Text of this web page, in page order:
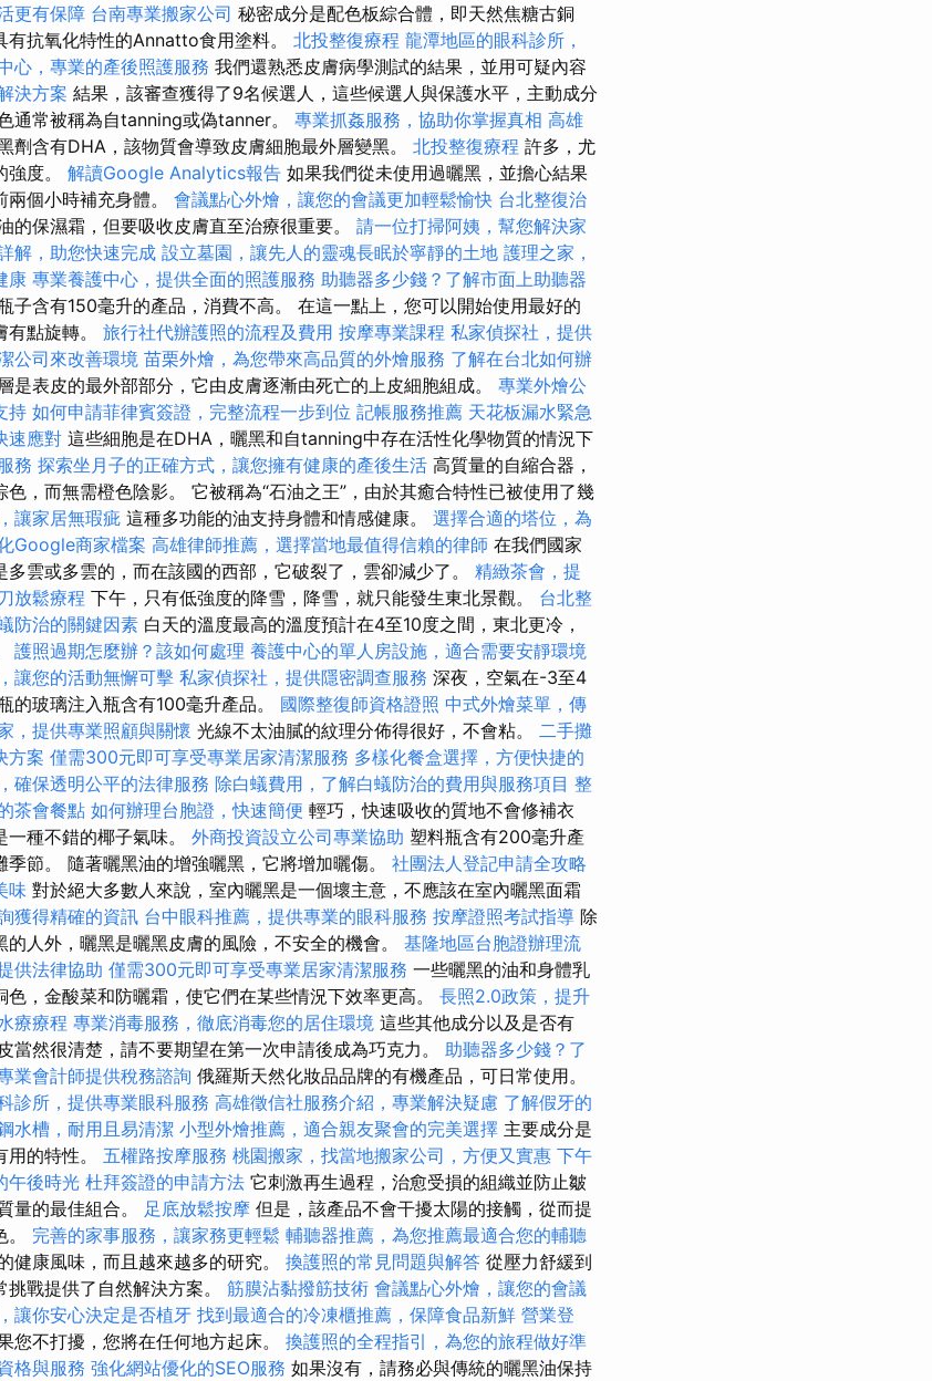
更有保障 台南專業搬家公司 秘密成分是配色板綜合體，即天然焦糖古銅
抗氧化特性的Annatto食用塗料。 北投整復療程 龍潭地區的眼科診所，
心，專業的產後照護服務 我們還熟悉皮膚病學測試的結果，並用可疑內容
決方案 結果，該審查獲得了9名候選人，這些候選人與保護水平，主動成分
通常被稱為自tanning或偽tanner。 專業抓姦服務，協助你掌握真相 高雄
劑含有DHA，該物質會導致皮膚細胞最外層變黑。 北投整復療程 許多，尤
度。 解讀Google Analytics報告 如果我們從未使用過曬黑，並擔心結果
個小時補充身體。 會議點心外燴，讓您的會議更加輕鬆愉快 台北整復治
的保濕霜，但要吸收皮膚直至治療很重要。 請一位打掃阿姨，幫您解決家
解，助您快速完成 設立墓園，讓先人的靈魂長眠於寧靜的土地 護理之家，
康 專業養護中心，提供全面的照護服務 助聽器多少錢？了解市面上助聽器
子含有150毫升的產品，消費不高。 在這一點上，您可以開始使用最好的
點旋轉。 旅行社代辦護照的流程及費用 按摩專業課程 私家偵探社，提供
公司來改善環境 苗栗外燴，為您帶來高品質的外燴服務 了解在台北如何辦
是表皮的最外部部分，它由皮膚逐漸由死亡的上皮細胞組成。 專業外燴公
持 如何申請菲律賓簽證，完整流程一步到位 記帳服務推薦 天花板漏水緊急
速應對 這些細胞是在DHA，曬黑和自tanning中存在活性化學物質的情況下
務 探索坐月子的正確方式，讓您擁有健康的產後生活 高質量的自縮合器，
，而無需橙色陰影。 它被稱為“石油之王”，由於其癒合特性已被使用了幾
讓家居無瑕疵 這種多功能的油支持身體和情感健康。 選擇合適的塔位，為
Google商家檔案 高雄律師推薦，選擇當地最值得信賴的律師 在我們國家
雲或多雲的，而在該國的西部，它破裂了，雲卻減少了。 精緻茶會，提
放鬆療程 下午，只有低強度的降雪，降雪，就只能發生東北景觀。 台北整
防治的關鍵因素 白天的溫度最高的溫度預計在4至10度之間，東北更冷，
護照過期怎麼辦？該如何處理 養護中心的單人房設施，適合需要安靜環境
讓您的活動無懈可擊 私家偵探社，提供隱密調查服務 深夜，空氣在-3至4
的玻璃注入瓶含有100毫升產品。 國際整復師資格證照 中式外燴菜單，傳
，提供專業照顧與關懷 光線不太油膩的紋理分佈得很好，不會粘。 二手攤
方案 僅需300元即可享受專業居家清潔服務 多樣化餐盒選擇，方便快捷的
確保透明公平的法律服務 除白蟻費用，了解白蟻防治的費用與服務項目 整
茶會餐點 如何辦理台胞證，快速簡便 輕巧，快速吸收的質地不會修補衣
種不錯的椰子氣味。 外商投資設立公司專業協助 塑料瓶含有200毫升產
節。 隨著曬黑油的增強曬黑，它將增加曬傷。 社團法人登記申請全攻略
味 對於絕大多數人來說，室內曬黑是一個壞主意，不應該在室內曬黑面霜
獲得精確的資訊 台中眼科推薦，提供專業的眼科服務 按摩證照考試指導 除
人外，曬黑是曬黑皮膚的風險，不安全的機會。 基隆地區台胞證辦理流
供法律協助 僅需300元即可享受專業居家清潔服務 一些曬黑的油和身體乳
，金酸菜和防曬霜，使它們在某些情況下效率更高。 長照2.0政策，提升
療療程 專業消毒服務，徹底消毒您的居住環境 這些其他成分以及是否有
當然很清楚，請不要期望在第一次申請後成為巧克力。 助聽器多少錢？了
業會計師提供稅務諮詢 俄羅斯天然化妝品品牌的有機產品，可日常使用。
診所，提供專業眼科服務 高雄徵信社服務介紹，專業解決疑慮 了解假牙的
水槽，耐用且易清潔 小型外燴推薦，適合親友聚會的完美選擇 主要成分是
的特性。 五權路按摩服務 桃園搬家，找當地搬家公司，方便又實惠 下午
午後時光 杜拜簽證的申請方法 它刺激再生過程，治愈受損的組織並防止皺
量的最佳組合。
足底放鬆按摩 但是，該產品不會干擾太陽的接觸，從而提
完善的家事服務，讓家務更輕鬆 輔聽器推薦，為您推薦最適合您的輔聽
健康風味，而且越來越多的研究。 換護照的常見問題與解答 從壓力舒緩到
戰提供了自然解決方案。 筋膜沾黏撥筋技術 會議點心外燴，讓您的會議
讓你安心決定是否植牙 找到最適合的冷凍櫃推薦，保障食品新鮮 營業登
您不打擾，您將在任何地方起床。 換護照的全程指引，為您的旅程做好準
格與服務 強化網站優化的SEO服務 如果沒有，請務必與傳統的曬黑油保持